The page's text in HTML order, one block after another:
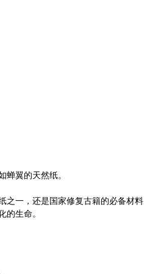
蝉翼的天然纸。
一，还是国家修复古籍的必备材
的生命。